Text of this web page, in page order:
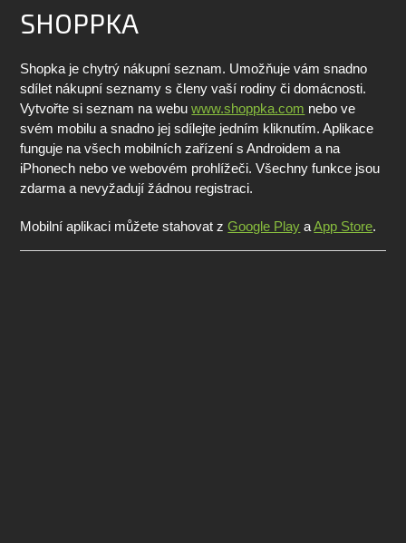
SHOPPKA
Shopka je chytrý nákupní seznam. Umožňuje vám snadno
sdílet nákupní seznamy s členy vaší rodiny či domácnosti.
Vytvořte si seznam na webuwww.shoppka.com nebo ve
svém mobilu a snadno jej sdílejte jedním kliknutím. Aplikace
funguje na všech mobilních zařízení s Androidem a na
iPhonech nebo ve webovém prohlížeči. Všechny funkce jsou
zdarma a nevyžadují žádnou registraci.
Mobilní aplikaci můžete stahovat zGoogle Play aApp Store.